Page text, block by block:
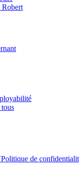
Politique de